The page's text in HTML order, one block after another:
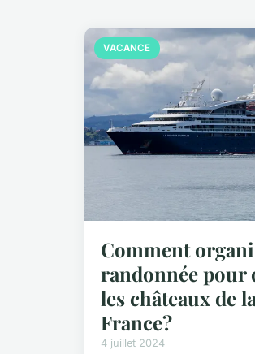
VACANCE
Comment
randonnée pour
les châteaux de
France?
4 juillet 2024